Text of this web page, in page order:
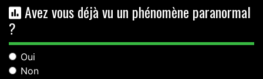
Avez vous déjà vu un phénomène paranormal
?
Oui
Non